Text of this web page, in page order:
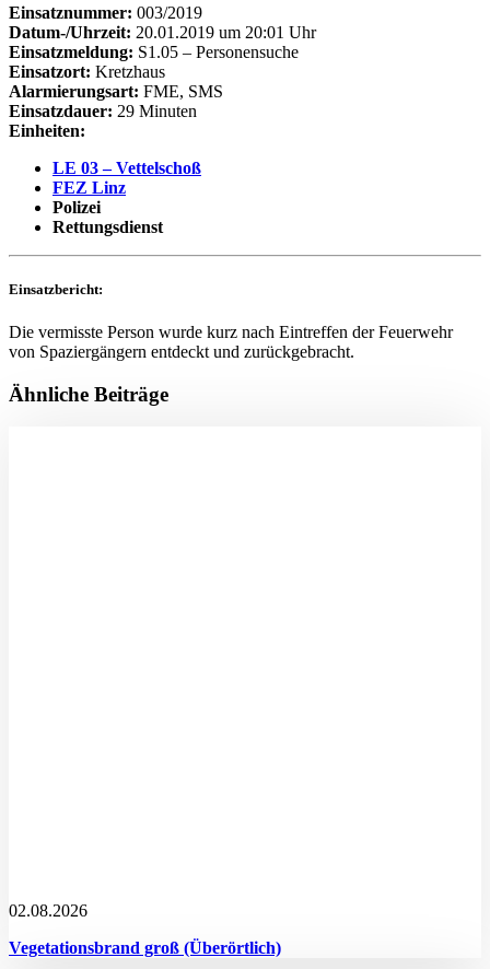
Einsatznummer: 003/2019
Datum-/Uhrzeit: 20.01.2019 um 20:01 Uhr
Einsatzmeldung: S1.05 – Personensuche
Einsatzort: Kretzhaus
Alarmierungsart: FME, SMS
Einsatzdauer: 29 Minuten
Einheiten:
LE 03 – Vettelschoß
FEZ Linz
Polizei
Rettungsdienst
Einsatzbericht:
Die vermisste Person wurde kurz nach Eintreffen der Feuerwehr
von Spaziergängern entdeckt und zurückgebracht.
Ähnliche Beiträge
02.08.2026
Vegetationsbrand groß (Überörtlich)